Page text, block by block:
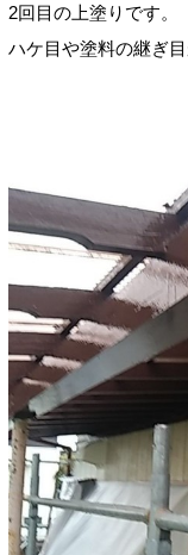
2回目の上塗りです。
ハケ目や塗料の継ぎ